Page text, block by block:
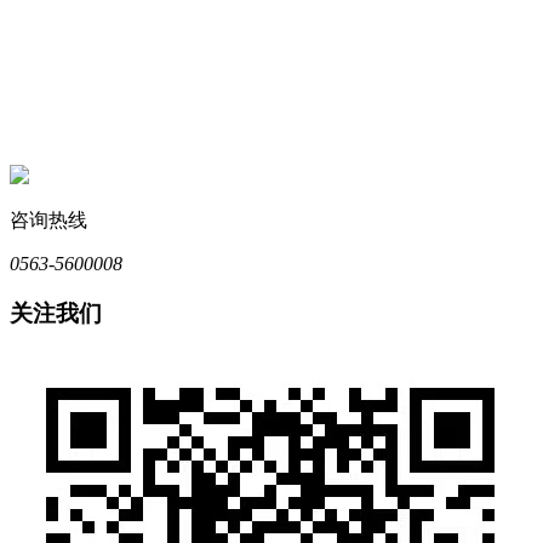
咨询热线
0563-5600008
关注我们